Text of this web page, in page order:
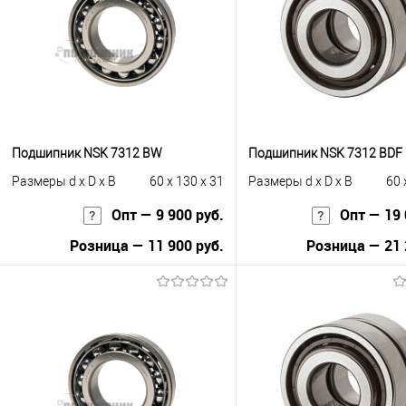
Подшипник NSK 7312 BW
Размеры d x D x B
60 x 130 x 31
Опт — 9 900 руб.
Розница — 11 900 руб.
Купить в 1 клик
К сравнению
В избранное
Под заказ
Подшипник NSK 7312 BDF
Размеры d x D x B
60
Опт — 19
Розница — 21
Купить в 1 клик
К
В избранное
Под